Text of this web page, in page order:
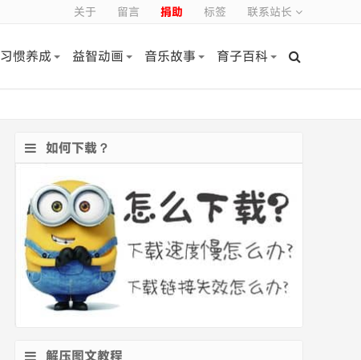
关于 留言 捐助 标签 联系站长
习惯养成 益智动画 音乐故事 育子百科
如何下载？
解压图文教程